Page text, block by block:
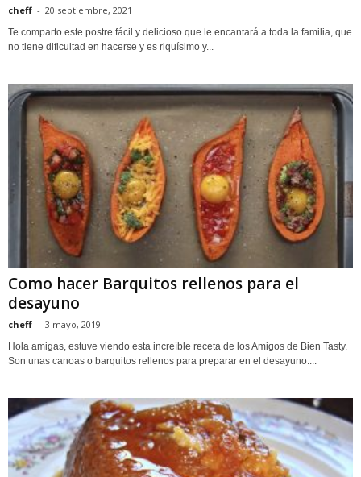
cheff - 20 septiembre, 2021
Te comparto este postre fácil y delicioso que le encantará a toda la familia, que
no tiene dificultad en hacerse y es riquísimo y...
Como hacer Barquitos rellenos para el
desayuno
cheff - 3 mayo, 2019
Hola amigas, estuve viendo esta increíble receta de los Amigos de Bien Tasty.
Son unas canoas o barquitos rellenos para preparar en el desayuno....